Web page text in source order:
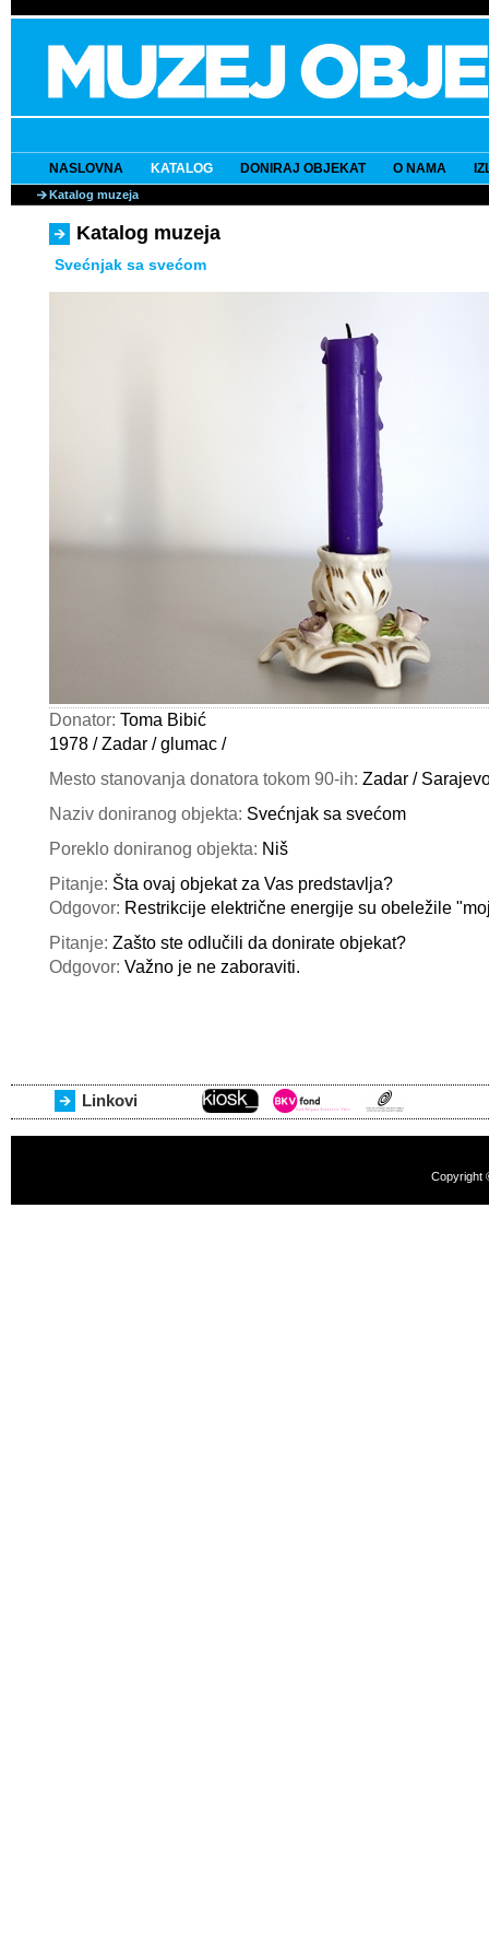
NASLOVNA KATALOG DONIRAJ OBJEKAT O NAMA
Katalog muzeja
Katalog muzeja
Svećnjak sa svećom
Donator: Toma Bibić
1978 / Zadar / glumac /
Mesto stanovanja donatora tokom 90-ih: Zadar /
Naziv doniranog objekta: Svećnjak sa svećom
Poreklo doniranog objekta: Niš
Pitanje: Šta ovaj objekat za Vas predstavlja?
Odgovor: Restrikcije električne energije su obeležile
Pitanje: Zašto ste odlučili da donirate objekat?
Odgovor: Važno je ne zaboraviti.
Linkovi
Copyright